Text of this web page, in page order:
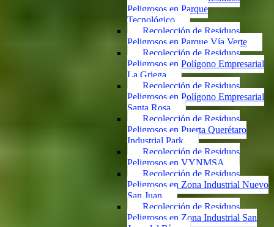
Peligrosos en Parque
Tecnológico
Recolección de Residuos
Peligrosos en Parque Vía Verte
Recolección de Residuos
Peligrosos en Polígono Empresarial
La Griega
Recolección de Residuos
Peligrosos en Polígono Empresarial
Santa Rosa
Recolección de Residuos
Peligrosos en Puerta Querétaro
Industrial Park
Recolección de Residuos
Peligrosos en VYNMSA
Recolección de Residuos
Peligrosos en Zona Industrial Nuevo
San Juan
Recolección de Residuos
Peligrosos en Zona Industrial San